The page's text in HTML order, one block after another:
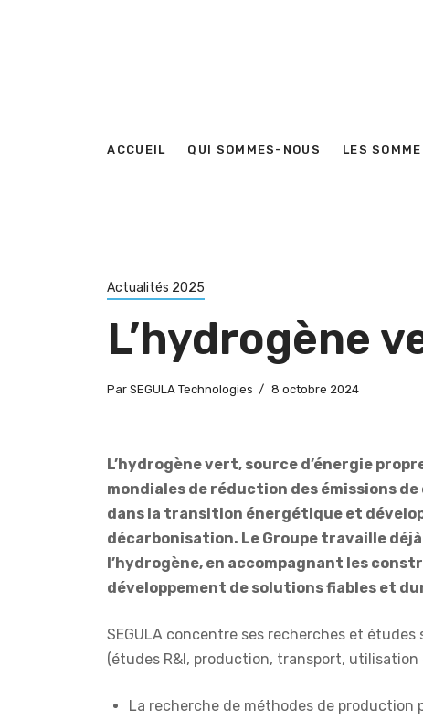
ACCUEIL QUI SOMMES-NOUS LES
Actualités 2025
L’hydrogène
Par SEGULA Technologies 8 octobre 2024
L’hydrogène vert, source d’énergie
mondiales de réduction des émissions
dans la transition énergétique et
décarbonisation. Le Groupe travaille
l’hydrogène, en accompagnant les
développement de solutions fiables et
SEGULA concentre ses recherches et
(études R&I, production, transport, utilisation
La recherche de méthodes de production